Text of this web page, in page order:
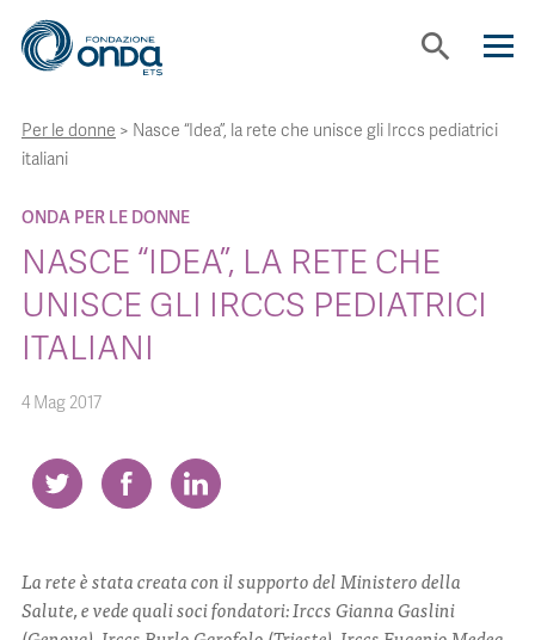
search
CHI SIAMO
CON CHI LAVORIAMO
STRUMENTI
CONTATTI
Per le donne > Nasce “Idea”, la rete che unisce gli Irccs pediatrici
italiani
ONDA PER LE DONNE
NASCE “IDEA”, LA RETE CHE
UNISCE GLI IRCCS PEDIATRICI
ITALIANI
4 Mag 2017
La rete è stata creata con il supporto del Ministero della
Salute, e vede quali soci fondatori: Irccs Gianna Gaslini